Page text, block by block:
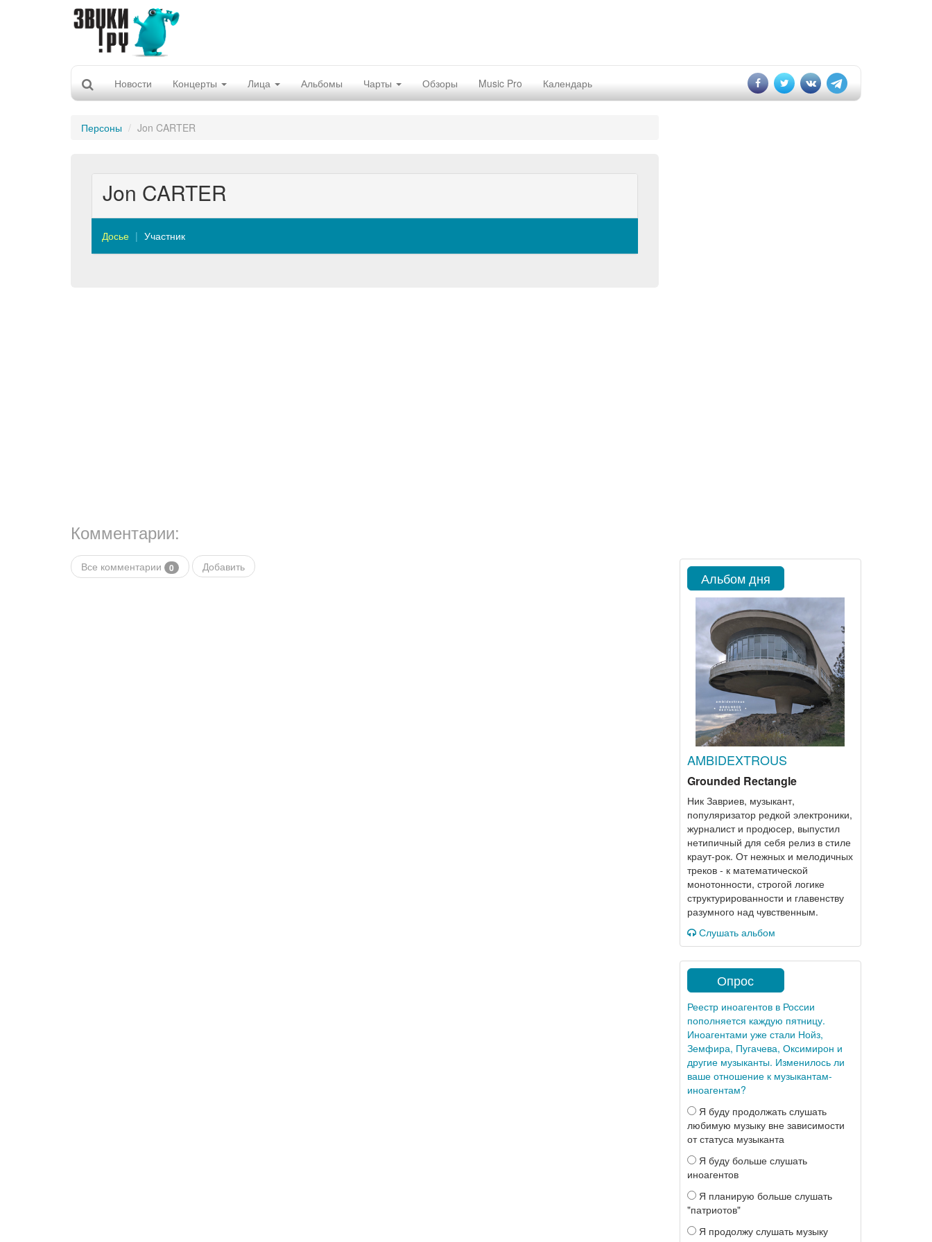
Новости Концерты Лица Альбомы Чарты Обзоры Music Pro Календарь
Персоны Jon CARTER
Jon CARTER
Досье Участник
Комментарии:
Все комментарии 0 Добавить
Альбом дня
AMBIDEXTROUS
Grounded Rectangle
Ник Завриев, музыкант,
популяризатор редкой электроники,
журналист и продюсер, выпустил
нетипичный для себя релиз в стиле
краут-рок. От нежных и мелодичных
треков - к математической
монотонности, строгой логике
структурированности и главенству
разумного над чувственным.
Слушать альбом
Опрос
Реестр иноагентов в России
пополняется каждую пятницу.
Иноагентами уже стали Нойз,
Земфира, Пугачева, Оксимирон и
другие музыканты. Изменилось ли
ваше отношение к музыкантам-
иноагентам?
Я буду продолжать слушать
любимую музыку вне зависимости
от статуса музыканта
Я буду больше слушать
иноагентов
Я планирую больше слушать
"патриотов"
Я продолжу слушать музыку